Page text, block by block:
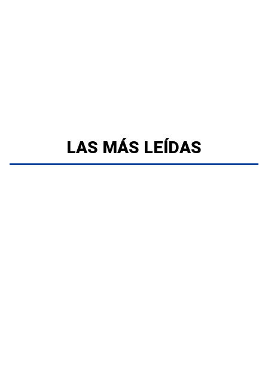
LAS MÁS LEÍDAS